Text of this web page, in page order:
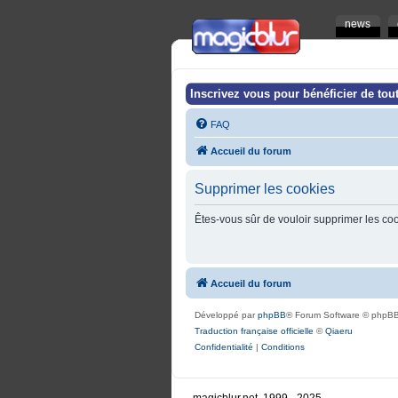
news
Inscrivez vous pour bénéficier de
FAQ
Accueil du forum
Supprimer les cookies
Êtes-vous sûr de vouloir supprimer les
Accueil du forum
Développé parphpBB® Forum Software ©
Traduction française officielle ©Qiaeru
Confidentialité | Conditions